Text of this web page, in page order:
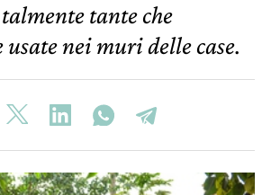
tante che
usate nei muri delle case.